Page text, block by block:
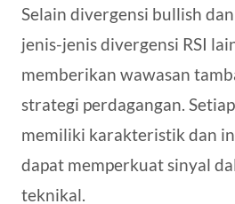
Selain divergensi bullish
jenis-jenis divergensi RSI
memberikan wawasan
strategi perdagangan.
memiliki karakteristik dan
dapat memperkuat sinyal
teknikal.